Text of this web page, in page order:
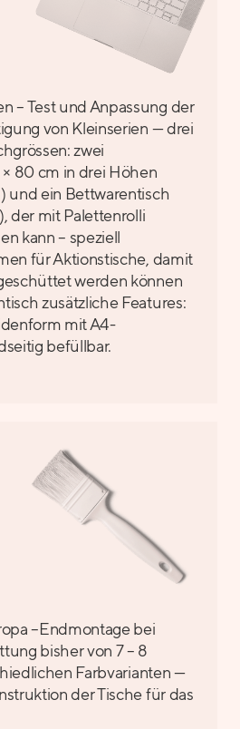
– Test und Anpassung der
von Kleinserien — drei
zwei
80 cm in drei Höhen
und ein Bettwarentisch
der mit Palettenrolli
kann – speziell
für Aktionstische, damit
werden können
zusätzliche Features:
mit A4-
befüllbar.
–Endmontage bei
bisher von 7 – 8
Farbvarianten —
der Tische für das